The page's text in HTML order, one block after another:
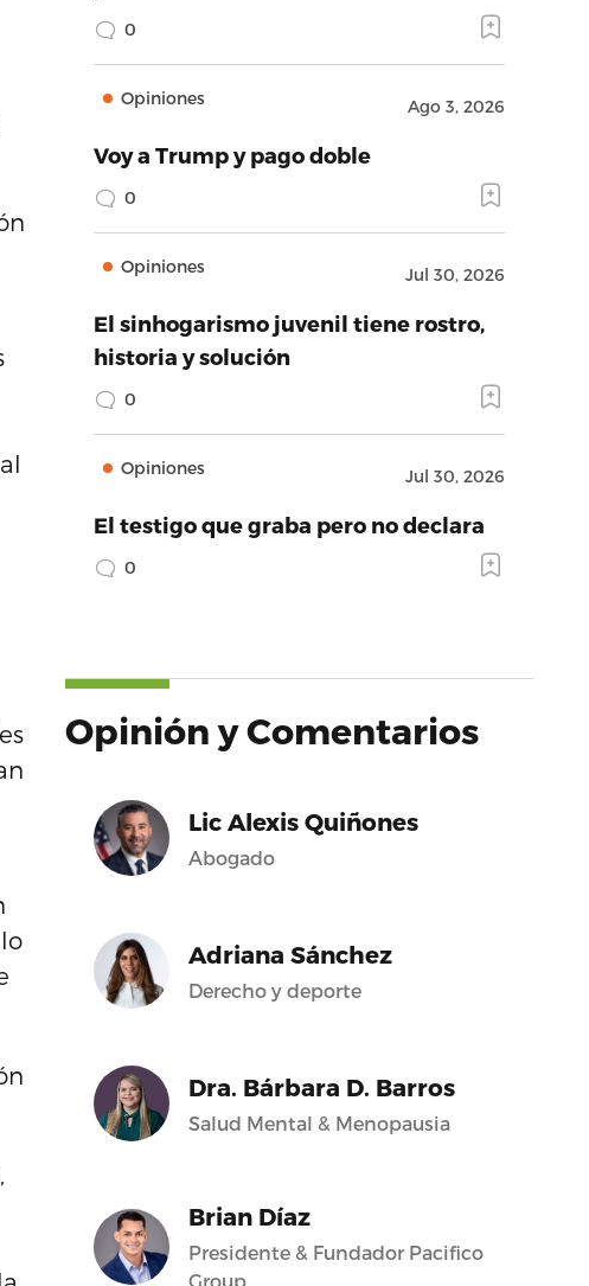
0
Opiniones Ago 3, 2026
Voy a Trump y pago doble
0
Opiniones Jul 30, 2026
El sinhogarismo juvenil tiene rostro,
historia y solución
0
Opiniones Jul 30, 2026
El testigo que graba pero no declara
0
Opinión y Comentarios
Lic Alexis Quiñones
Abogado
Adriana Sánchez
Derecho y deporte
Dra. Bárbara D. Barros
Salud Mental & Menopausia
Brian Díaz
Presidente & Fundador Pacifico
Group